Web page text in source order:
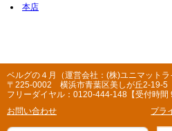
本店
ベルグの４月（運営会社：(株)ユニマットラ
〒225-0002 横浜市青葉区美しが丘2-19-5
フリーダイヤル：0120-444-148【受付時間
お問い合わせ
プラ